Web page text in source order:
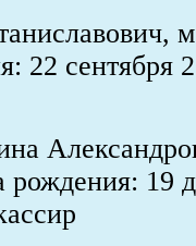
22 сентября
рождения: 19